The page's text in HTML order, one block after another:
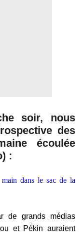
soir, nous
des
écoulée
:
dans le sac de la
de grands médias
et Pékin auraient